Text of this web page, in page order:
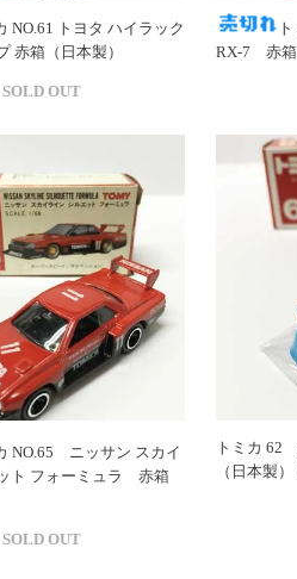
NO.61 トヨタ ハイラック
赤箱（日本製）
SOLD OUT
RX-7 赤箱
NO.65 ニッサン スカイ
ト フォーミュラ 赤箱
SOLD OUT
トミカ
（日本製